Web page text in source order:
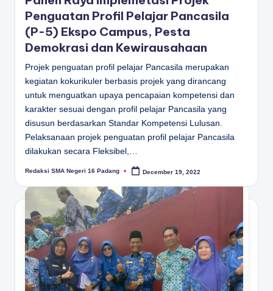
D
A
N
G
Penguatan Profil Pelajar Pancasila
(P-5) Ekspo Campus, Pesta
Demokrasi dan Kewirausahaan
Projek penguatan profil pelajar Pancasila merupakan
kegiatan kokurikuler berbasis projek yang dirancang
untuk menguatkan upaya pencapaian kompetensi dan
karakter sesuai dengan profil pelajar Pancasila yang
disusun berdasarkan Standar Kompetensi Lulusan.
Pelaksanaan projek penguatan profil pelajar Pancasila
dilakukan secara Fleksibel,…
Posted
Redaksi SMA Negeri 16 Padang December 19, 2022